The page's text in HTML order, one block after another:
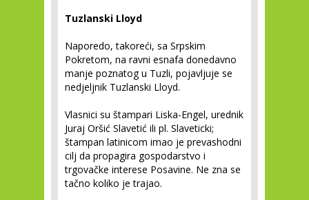
Tuzlanski Lloyd
Naporedo, takoreći, sa Srpskim
Pokretom, na ravni esnafa donedavno
manje poznatog u Tuzli, pojavljuje se
nedjeljnik Tuzlanski Lloyd.
Vlasnici su štampari Liska-Engel, urednik
Juraj Oršić Slavetić ili pl. Slaveticki;
štampan latinicom imao je prevashodni
cilj da propagira gospodarstvo i
trgovačke interese Posavine. Ne zna se
tačno koliko je trajao.